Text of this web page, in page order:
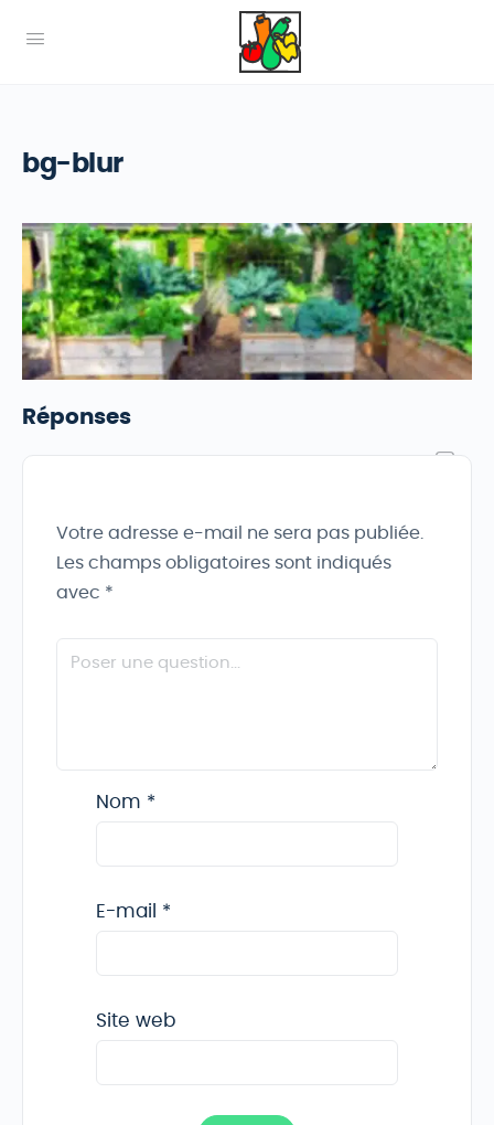
bg-blur
Réponses
Votre adresse e-mail ne sera pas publiée.
Les champs obligatoires sont indiqués
avec *
Nom *
E-mail *
Site web